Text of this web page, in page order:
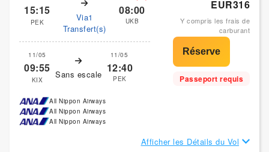
15:15
PEK
Via1
Transfert(s)
08:00
UKB
11/05
09:55
KIX Sans escale
11/05
12:40
PEK
EUR316
Y compris les frais de
carburant
Passeport requis
All Nippon Airways
All Nippon Airways
All Nippon Airways
Afficher les Détails du Vol